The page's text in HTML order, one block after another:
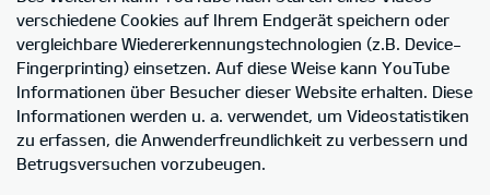
verschiedene Cookies auf Ihrem Endgerät speichern oder
vergleichbare Wiedererkennungstechnologien (z.B. Device-
Fingerprinting) einsetzen. Auf diese Weise kann YouTube
Informationen über Besucher dieser Website erhalten. Diese
Informationen werden u. a. verwendet, um Videostatistiken
zu erfassen, die Anwenderfreundlichkeit zu verbessern und
Betrugsversuchen vorzubeugen.